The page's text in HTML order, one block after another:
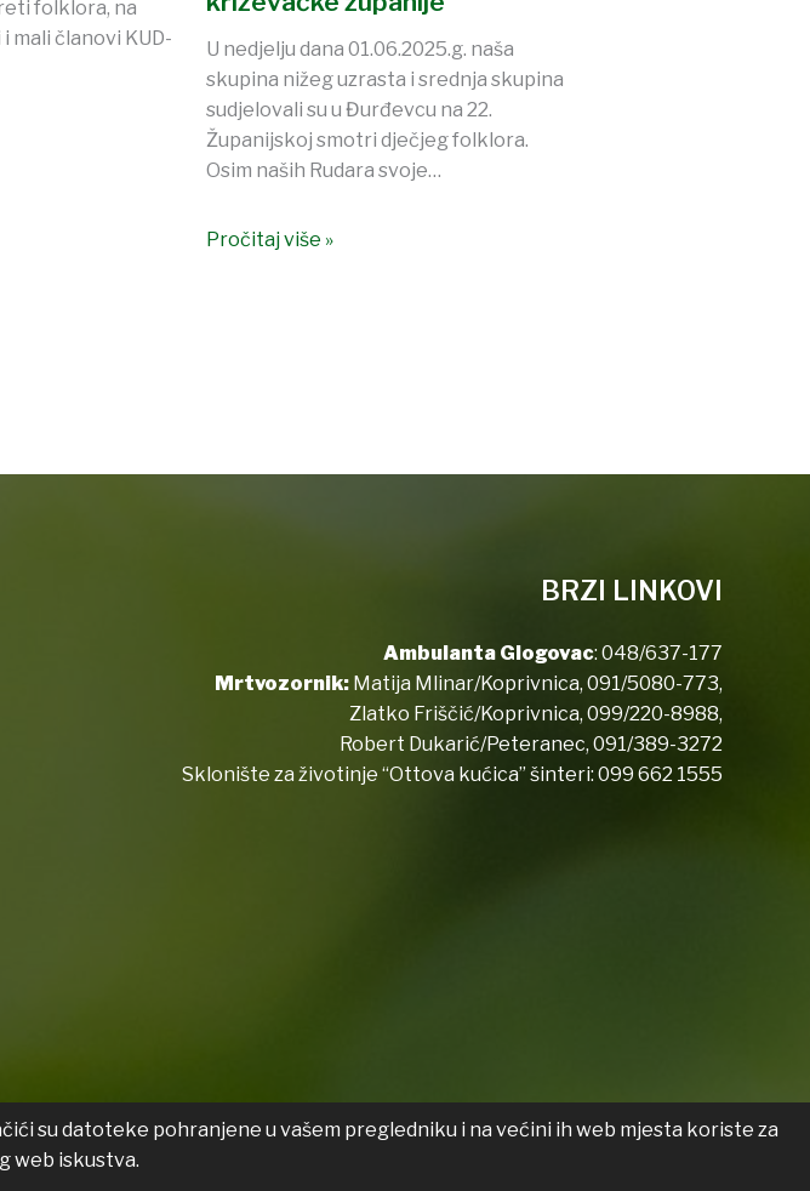
folklora, na
mali članovi KUD-
U nedjelju dana 01.06.2025.g. naša
skupina nižeg uzrasta i srednja skupina
sudjelovali su u Đurđevcu na 22.
Županijskoj smotri dječjeg folklora.
Osim naših Rudara svoje…
Pročitaj više »
BRZI LINKOVI
Ambulanta Glogovac: 048/637-177
Mrtvozornik: Matija Mlinar/Koprivnica, 091/5080-773,
Zlatko Friščić/Koprivnica, 099/220-8988,
Robert Dukarić/Peteranec, 091/389-3272
Sklonište za životinje “Ottova kućica” šinteri: 099 662 1555
su datoteke pohranjene u vašem pregledniku i na većini ih web mjesta koriste za
web iskustva.